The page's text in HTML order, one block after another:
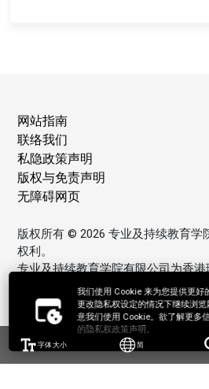
我们使用 Cookie 来为您提供更好
更改隐私权设定的情况下继续浏
意我们使用 Cookie。欲了解更多
的隐私权政策声明。
字体大小 简
网站指南
联络我们
私隐政策声明
版权与免责声明
无障碍网页
版权所有 © 2026 专业及持续教育学
权利。
专业及持续教育学院有限公司为香